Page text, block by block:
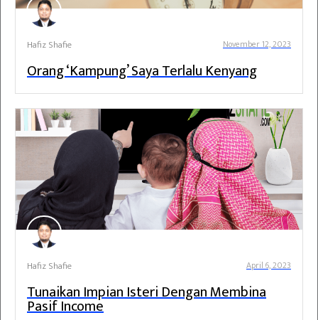
Hafiz Shafie November 12, 2023
Orang ‘Kampung’ Saya Terlalu Kenyang
Hafiz Shafie April 6, 2023
Tunaikan Impian Isteri Dengan Membina
Pasif Income